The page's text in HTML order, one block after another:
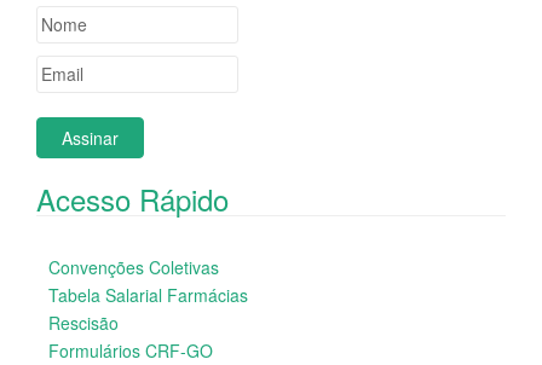
Acesso Rápido
Convenções Coletivas
Tabela Salarial Farmácias
Rescisão
Formulários CRF-GO